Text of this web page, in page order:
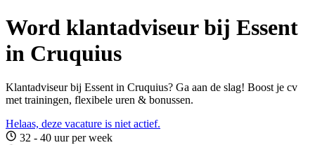
Word klantadviseur bij Essent
in Cruquius
Klantadviseur bij Essent in Cruquius? Ga aan de slag! Boost je cv
met trainingen, flexibele uren & bonussen.
Helaas, deze vacature is niet actief.
32 - 40 uur per week